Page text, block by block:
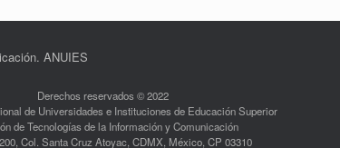
ANUIES
Derechos reservados © 2022
de Universidades e Instituciones de Educación Superior
de Tecnologías de la Información y Comunicación
Col. Santa Cruz Atoyac, CDMX, México, CP 03310